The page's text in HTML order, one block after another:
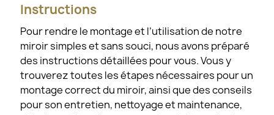
Instructions
Pour rendre le montage et l’utilisation de notre
miroir simples et sans souci, nous avons préparé
des instructions détaillées pour vous. Vous y
trouverez toutes les étapes nécessaires pour un
montage correct du miroir, ainsi que des conseils
pour son entretien, nettoyage et maintenance,